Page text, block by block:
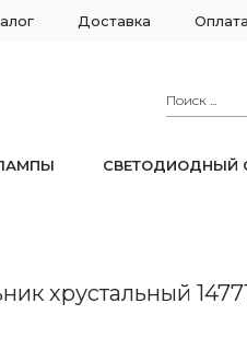
Доставка Оплата
СВЕТОДИОДНЫЙ
хрустальный